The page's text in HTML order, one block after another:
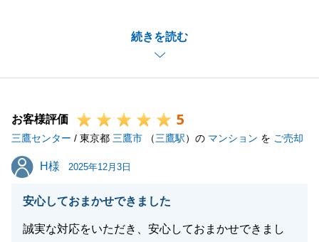
続きを読む
また、ご友人をご紹介いただきましたこと、重ねて感
謝申し上げます。
にご相談ください。
今後ともどうぞよろしくお願い申し上げます。
閉じる
お客様評価 5
三鷹センター / 東京都 三鷹市 （三鷹駅）の マンション を ご売却
H様
H様 2025年12月3日
安心しておまかせできました
誠実な対応をいただき、安心しておまかせできまし